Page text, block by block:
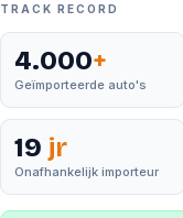
TRACK RECORD
4.000+
Geïmporteerde auto's
19 jr
Onafhankelijk importeur